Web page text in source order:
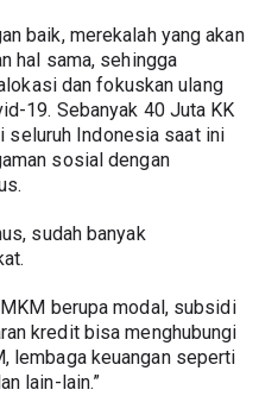
baik, merekalah yang akan
hal sama, sehingga
dan fokuskan ulang
19. Sebanyak 40 Juta KK
seluruh Indonesia saat ini
sosial dengan
sudah banyak
berupa modal, subsidi
kredit bisa menghubungi
lembaga keuangan seperti
lain-lain.”